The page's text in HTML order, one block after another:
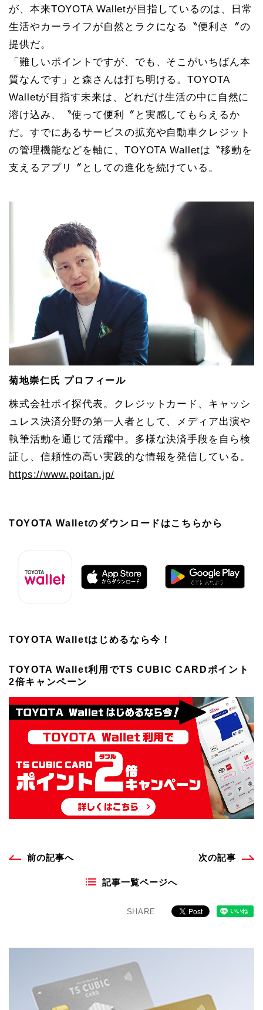
が、本来TOYOTA Walletが目指しているのは、日常
生活やカーライフが自然とラクになる〝便利さ〞の
提供だ。
「難しいポイントですが、でも、そこがいちばん本
質なんです」と森さんは打ち明ける。TOYOTA
Walletが目指す未来は、どれだけ生活の中に自然に
溶け込み、〝使って便利〞と実感してもらえるか
だ。すでにあるサービスの拡充や自動車クレジット
の管理機能などを軸に、TOYOTA Walletは〝移動を
支えるアプリ〞としての進化を続けている。
菊地崇仁氏 プロフィール
株式会社ポイ探代表。クレジットカード、キャッシ
ュレス決済分野の第一人者として、メディア出演や
執筆活動を通じて活躍中。多様な決済手段を自ら検
証し、信頼性の高い実践的な情報を発信している。
https://www.poitan.jp/
TOYOTA Walletのダウンロードはこちらから
TOYOTA Walletはじめるなら今！
TOYOTA Wallet利用でTS CUBIC CARDポイント
2倍キャンペーン
前の記事へ
記事一覧ページへ
次の記事
SHARE